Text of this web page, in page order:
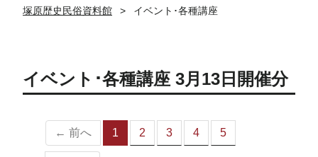
塚原歴史民俗資料館 イベント･各種講座
イベント･各種講座 3月13日開催分
← 前へ 1
（こ
2 3 4 5